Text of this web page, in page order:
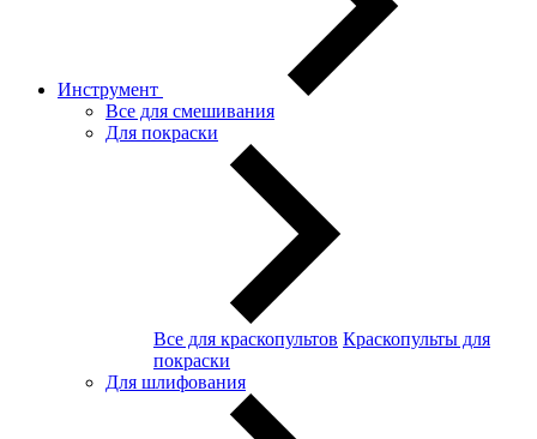
Инструмент
Все для смешивания
Для покраски
Все для краскопультов Краскопульты для
покраски
Для шлифования